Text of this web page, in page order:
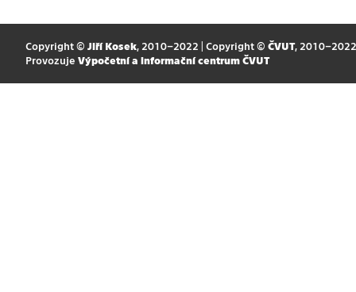
Copyright © Jiří Kosek, 2010–2022 | Copyright © ČVUT, 2010–2022
Provozuje Výpočetní a informační centrum ČVUT